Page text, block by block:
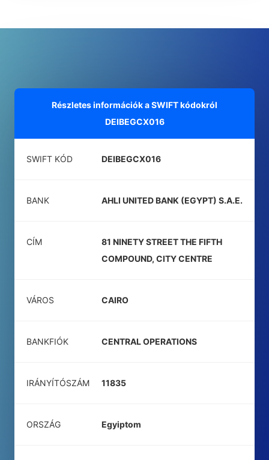
Részletes információk a SWIFT kódokról
DEIBEGCX016
SWIFT KÓD DEIBEGCX016
BANK AHLI UNITED BANK (EGYPT) S.A.E.
CÍM
81 NINETY STREET THE FIFTH
COMPOUND, CITY CENTRE
VÁROS CAIRO
BANKFIÓK CENTRAL OPERATIONS
IRÁNYÍTÓSZÁM 11835
ORSZÁG Egyiptom